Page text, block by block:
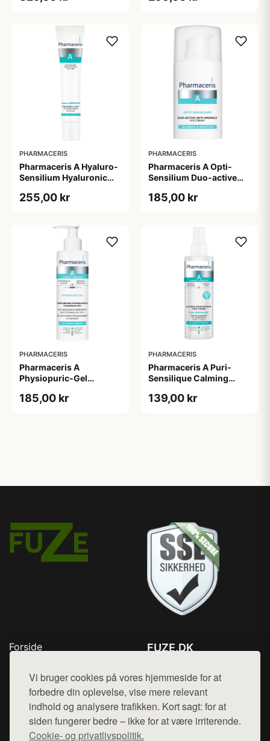
Vi bruger cookies på vores hjemmeside for at
forbedre din oplevelse, vise mere relevant
indhold og analysere trafikken. Kort sagt: for at
siden fungerer bedre – ikke for at være irriterende.
Cookie- og privatlivspolitik.
PHARMACERIS
Pharmaceris A Hyaluro-
Sensilium Hyaluronic
255,00 kr
PHARMACERIS
Pharmaceris A Opti-
Sensilium Duo-active
(15 ml)
185,00 kr
PHARMACERIS
Pharmaceris A
Physiopuric-Gel
Physiological Cleansing
185,00 kr
PHARMACERIS
Pharmaceris A Puri-
Sensilique Calming
(200 ml)
139,00 kr
Forside
Top Rabatter
Kontakt
FUZE.DK
Mail: hej@want.dk
Cookie- og privatlivspolitik